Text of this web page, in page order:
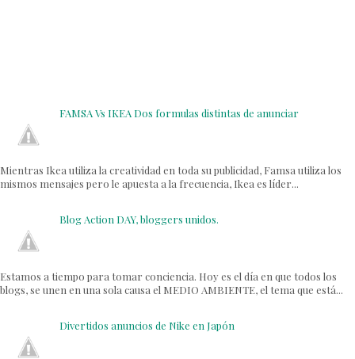
FAMSA Vs IKEA Dos formulas distintas de anunciar
Mientras Ikea utiliza la creatividad en toda su publicidad, Famsa utiliza los
mismos mensajes pero le apuesta a la frecuencia, Ikea es líder...
Blog Action DAY, bloggers unidos.
Estamos a tiempo para tomar conciencia. Hoy es el día en que todos los
blogs, se unen en una sola causa el MEDIO AMBIENTE, el tema que está...
Divertidos anuncios de Nike en Japón